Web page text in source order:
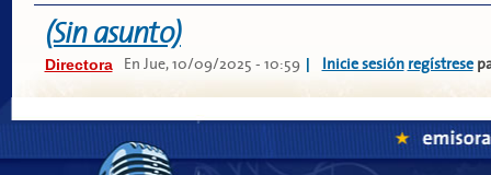
(Sin asunto)
Directora En Jue, 10/09/2025 - 10:59 | Inicie sesión regístrese